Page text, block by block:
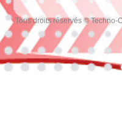
Tous droits réservés © Techno-